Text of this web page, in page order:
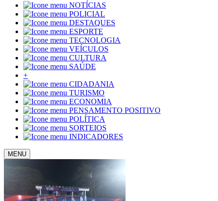
NOTÍCIAS
POLICIAL
DESTAQUES
ESPORTE
TECNOLOGIA
VEÍCULOS
CULTURA
SAÚDE
+
CIDADANIA
TURISMO
ECONOMIA
PENSAMENTO POSITIVO
POLÍTICA
SORTEIOS
INDICADORES
MENU